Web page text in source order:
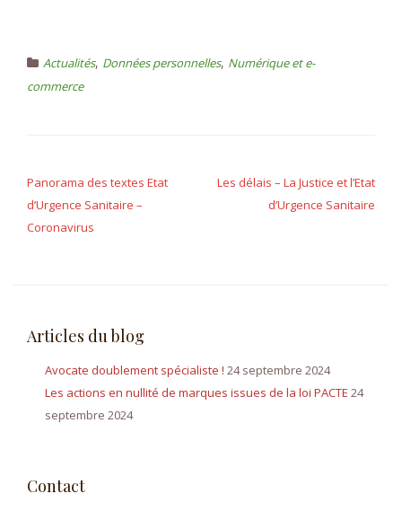
Actualités, Données personnelles, Numérique et e-
commerce
de
l’article
Panorama des textes Etat
d’Urgence Sanitaire –
Coronavirus
Les délais – La Justice et l’Etat
d’Urgence Sanitaire
Articles du blog
Avocate doublement spécialiste ! 24 septembre 2024
Les actions en nullité de marques issues de la loi PACTE 24
septembre 2024
Contact